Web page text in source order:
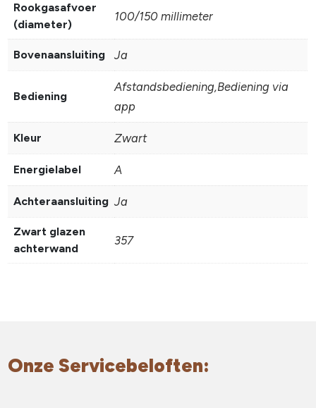
Rookgasafvoer
(diameter)
100/150 millimeter
Bovenaansluiting Ja
Bediening
Afstandsbediening,Bediening via
app
Kleur Zwart
Energielabel A
Achteraansluiting Ja
Zwart glazen
achterwand
357
Onze Servicebeloften: